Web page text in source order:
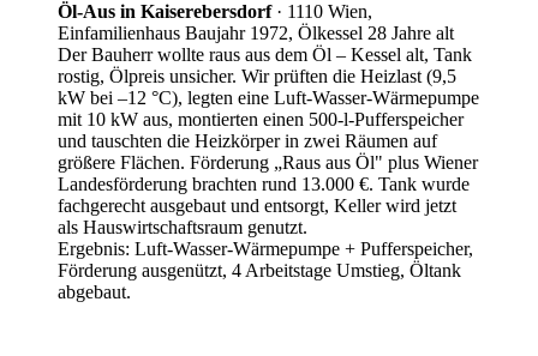
Öl-Aus in Kaiserebersdorf· 1110 Wien,
Einfamilienhaus Baujahr 1972, Ölkessel 28 Jahre alt
Der Bauherr wollte raus aus dem Öl – Kessel alt, Tank
rostig, Ölpreis unsicher. Wir prüften die Heizlast (9,5
kW bei –12 °C), legten eine Luft-Wasser-Wärmepumpe
mit 10 kW aus, montierten einen 500-l-Pufferspeicher
und tauschten die Heizkörper in zwei Räumen auf
größere Flächen. Förderung „Raus aus Öl" plus Wiener
Landesförderung brachten rund 13.000 €. Tank wurde
fachgerecht ausgebaut und entsorgt, Keller wird jetzt
als Hauswirtschaftsraum genutzt.
Ergebnis: Luft-Wasser-Wärmepumpe + Pufferspeicher,
Förderung ausgenützt, 4 Arbeitstage Umstieg, Öltank
abgebaut.